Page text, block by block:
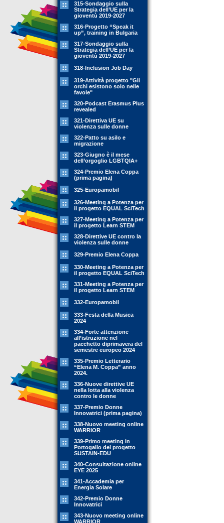
315-Sondaggio sulla
Strategia dell’UE per la
gioventù 2019-2027
316-Progetto “Speak it
up”, training in Bulgaria
317-Sondaggio sulla
Strategia dell’UE per la
gioventù 2019-2027
318-Inclusion Job Day
319-Attività progetto "Gli
orchi esistono solo nelle
favole"
320-Podcast Erasmus Plus
revealed
321-Direttiva UE su
violenza sulle donne
322-Patto su asilo e
migrazione
323-Giugno è il mese
dell’orgoglio LGBTQIA+
324-Premio Elena Coppa
(prima pagina)
325-Europamobil
326-Meeting a Potenza per
il progetto EQUAL SciTech
327-Meeting a Potenza per
il progetto Learn STEM
328-Direttive UE contro la
violenza sulle donne
329-Premio Elena Coppa
330-Meeting a Potenza per
il progetto EQUAL SciTech
331-Meeting a Potenza per
il progetto Learn STEM
332-Europamobil
333-Festa della Musica
2024
334-Forte attenzione
all’istruzione nel
pacchetto diprimavera del
semestre europeo 2024
335-Premio Letterario
“Elena M. Coppa” anno
2024.
336-Nuove direttive UE
nella lotta alla violenza
contro le donne
337-Premio Donne
Innovatrici (prima pagina)
338-Nuovo meeting online
WARRIOR
339-Primo meeting in
Portogallo del progetto
SUSTAIN-EDU
340-Consultazione online
EYE 2025
341-Accademia per
Energia Solare
342-Premio Donne
Innovatrici
343-Nuovo meeting online
WARRIOR